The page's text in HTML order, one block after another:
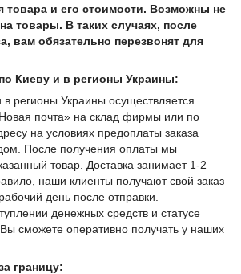
товара и его стоимости. Возможны не
товары. В таких случаях, после
вам обязательно перезвонят для
Киеву и в регионы Украины:
в регионы Украины осуществляется
почта» на склад фирмы или по
на условиях предоплаты заказа
После получения оплаты мы
товар. Доставка занимает 1-2
наши клиенты получают свой заказ
день после отправки.
денежных средств и статусе
сможете оперативно получать у наших
границу: